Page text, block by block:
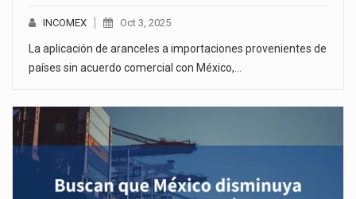
INCOMEX Oct 3, 2025
La aplicación de aranceles a importaciones provenientes de
países sin acuerdo comercial con México,…